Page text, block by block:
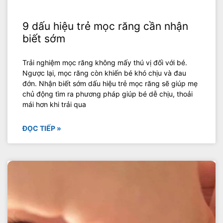
9 dấu hiệu trẻ mọc răng cần nhận
biết sớm
Trải nghiệm mọc răng không mấy thú vị đối với bé.
Ngược lại, mọc răng còn khiến bé khó chịu và đau
đớn. Nhận biết sớm dấu hiệu trẻ mọc răng sẽ giúp mẹ
chủ động tìm ra phương pháp giúp bé dễ chịu, thoải
mái hơn khi trải qua
ĐỌC TIẾP »